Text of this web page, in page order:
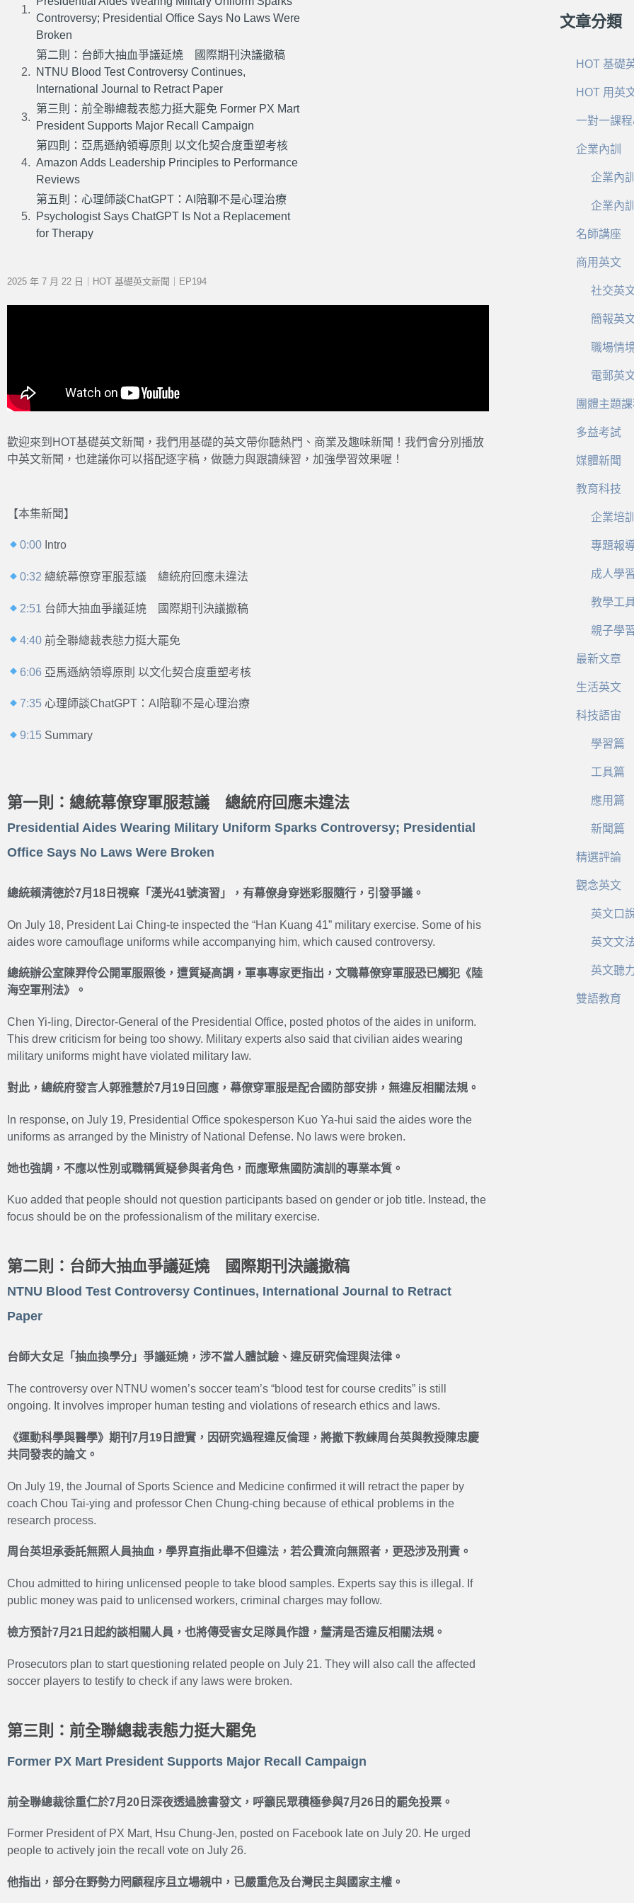
Controversy; Presidential Office Says No Laws Were
Broken
第二則：台師大抽血爭議延燒 國際期刊決議撤稿
NTNU Blood Test Controversy Continues,
International Journal to Retract Paper
第三則：前全聯總裁表態力挺大罷免 Former PX Mart
President Supports Major Recall Campaign
第四則：亞馬遜納領導原則 以文化契合度重塑考核
Amazon Adds Leadership Principles to Performance
Reviews
第五則：心理師談ChatGPT：AI陪聊不是心理治療
Psychologist Says ChatGPT Is Not a Replacement
for Therapy
2025 年 7 月 22 日｜HOT 基礎英文新聞｜EP194
歡迎來到HOT基礎英文新聞，我們用基礎的英文帶你聽熱門、商業及趣味新聞！我們會分別播放
中英文新聞，也建議你可以搭配逐字稿，做聽力與跟讀練習，加強學習效果喔！
【本集新聞】
0:00 Intro
0:32 總統幕僚穿軍服惹議 總統府回應未違法
2:51 台師大抽血爭議延燒 國際期刊決議撤稿
4:40 前全聯總裁表態力挺大罷免
6:06 亞馬遜納領導原則 以文化契合度重塑考核
7:35 心理師談ChatGPT：AI陪聊不是心理治療
9:15 Summary
第一則：總統幕僚穿軍服惹議 總統府回應未違法
Presidential Aides Wearing Military Uniform Sparks Controversy; Presidential
Office Says No Laws Were Broken
總統賴清德於7月18日視察「漢光41號演習」，有幕僚身穿迷彩服隨行，引發爭議。
On July 18, President Lai Ching-te inspected the “Han Kuang 41” military exercise. Some of his
aides wore camouflage uniforms while accompanying him, which caused controversy.
總統辦公室陳羿伶公開軍服照後，遭質疑高調，軍事專家更指出，文職幕僚穿軍服恐已觸犯《陸
海空軍刑法》。
Chen Yi-ling, Director-General of the Presidential Office, posted photos of the aides in uniform.
This drew criticism for being too showy. Military experts also said that civilian aides wearing
military uniforms might have violated military law.
對此，總統府發言人郭雅慧於7月19日回應，幕僚穿軍服是配合國防部安排，無違反相關法規。
In response, on July 19, Presidential Office spokesperson Kuo Ya-hui said the aides wore the
uniforms as arranged by the Ministry of National Defense. No laws were broken.
她也強調，不應以性別或職稱質疑參與者角色，而應聚焦國防演訓的專業本質。
Kuo added that people should not question participants based on gender or job title. Instead, the
focus should be on the professionalism of the military exercise.
第二則：台師大抽血爭議延燒 國際期刊決議撤稿
NTNU Blood Test Controversy Continues, International Journal to Retract
Paper
台師大女足「抽血換學分」爭議延燒，涉不當人體試驗、違反研究倫理與法律。
The controversy over NTNU women’s soccer team’s “blood test for course credits” is still
ongoing. It involves improper human testing and violations of research ethics and laws.
《運動科學與醫學》期刊7月19日證實，因研究過程違反倫理，將撤下教練周台英與教授陳忠慶
共同發表的論文。
On July 19, the Journal of Sports Science and Medicine confirmed it will retract the paper by
coach Chou Tai-ying and professor Chen Chung-ching because of ethical problems in the
research process.
周台英坦承委託無照人員抽血，學界直指此舉不但違法，若公費流向無照者，更恐涉及刑責。
Chou admitted to hiring unlicensed people to take blood samples. Experts say this is illegal. If
public money was paid to unlicensed workers, criminal charges may follow.
檢方預計7月21日起約談相關人員，也將傳受害女足隊員作證，釐清是否違反相關法規。
Prosecutors plan to start questioning related people on July 21. They will also call the affected
soccer players to testify to check if any laws were broken.
第三則：前全聯總裁表態力挺大罷免
Former PX Mart President Supports Major Recall Campaign
前全聯總裁徐重仁於7月20日深夜透過臉書發文，呼籲民眾積極參與7月26日的罷免投票。
Former President of PX Mart, Hsu Chung-Jen, posted on Facebook late on July 20. He urged
people to actively join the recall vote on July 26.
他指出，部分在野勢力罔顧程序且立場親中，已嚴重危及台灣民主與國家主權。
文章分類
HOT 基礎
HOT 用英
一對一課
企業內訓
企業內
企業內
名師講座
商用英文
社交英
簡報英
職場情
電郵英
團體主題
多益考試
媒體新聞
教育科技
企業培
專題報
成人學
教學工
親子學
最新文章
生活英文
科技語宙
學習篇
工具篇
應用篇
新聞篇
精選評論
觀念英文
英文口
英文文
英文聽
雙語教育